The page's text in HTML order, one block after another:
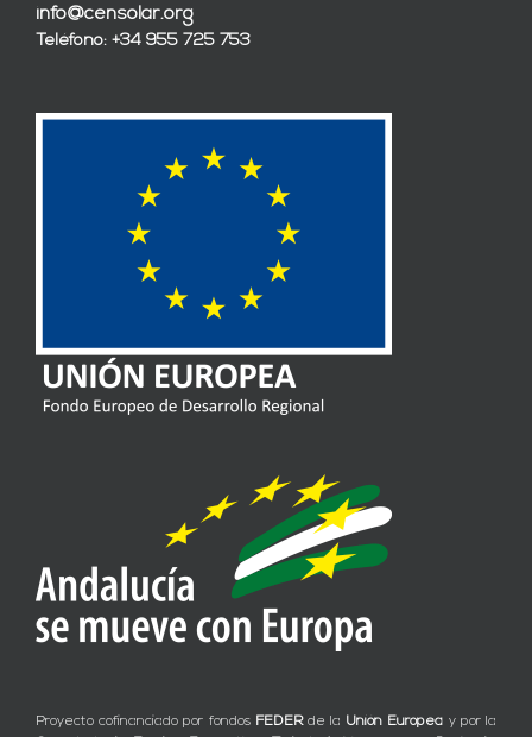
info@censolar.org
Teléfono: +34 955 725 753
Proyecto cofinanciado por fondos FEDERde la Unión Europea y por la